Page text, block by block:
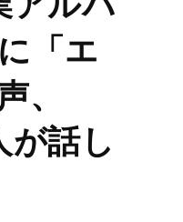
「エ
、
が話し